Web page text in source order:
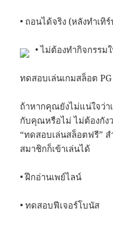
• ถอนได้จริง (หลังทำเทิ
• ไม่ต้องทำกิจกรรมใ
ทดสอบเล่นเกมสล็อต
ถ้าหากคุณยังไม่แน่ใจว่า
กับคุณหรือไม่ ไม่ต้องกัง
“ทดสอบเล่นสล็อตฟรี”
สมาชิกก็เข้าเล่นได้
• ฝึกอ่านเพย์ไลน์
• ทดสอบฟีเจอร์โบนัส